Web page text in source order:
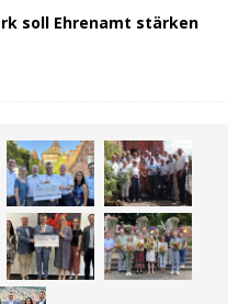
soll Ehrenamt stärken